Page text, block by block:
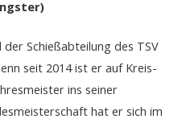
Schießabteilung des TSV
seit 2014 ist er auf Kreis-
ins seiner
hat er sich im